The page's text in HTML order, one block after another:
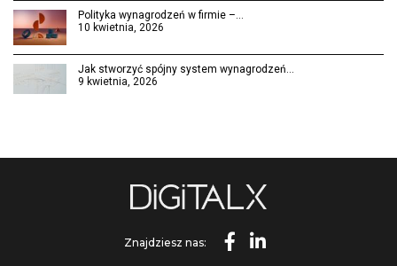
Polityka wynagrodzeń w firmie –…
10 kwietnia, 2026
Jak stworzyć spójny system wynagrodzeń…
9 kwietnia, 2026
Znajdziesz nas: